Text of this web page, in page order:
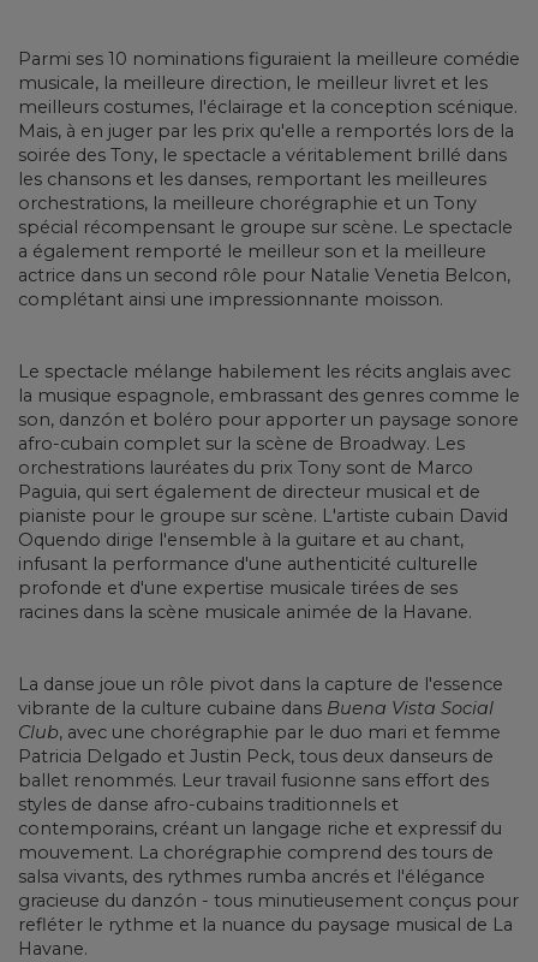
Parmi ses 10 nominations figuraient la meilleure comédie
musicale, la meilleure direction, le meilleur livret et les
meilleurs costumes, l'éclairage et la conception scénique.
Mais, à en juger par les prix qu'elle a remportés lors de la
soirée des Tony, le spectacle a véritablement brillé dans
les chansons et les danses, remportant les meilleures
orchestrations, la meilleure chorégraphie et un Tony
spécial récompensant le groupe sur scène. Le spectacle
a également remporté le meilleur son et la meilleure
actrice dans un second rôle pour Natalie Venetia Belcon,
complétant ainsi une impressionnante moisson.
Le spectacle mélange habilement les récits anglais avec
la musique espagnole, embrassant des genres comme le
son, danzón et boléro pour apporter un paysage sonore
afro-cubain complet sur la scène de Broadway. Les
orchestrations lauréates du prix Tony sont de Marco
Paguia, qui sert également de directeur musical et de
pianiste pour le groupe sur scène. L'artiste cubain David
Oquendo dirige l'ensemble à la guitare et au chant,
infusant la performance d'une authenticité culturelle
profonde et d'une expertise musicale tirées de ses
racines dans la scène musicale animée de la Havane.
La danse joue un rôle pivot dans la capture de l'essence
vibrante de la culture cubaine dans Buena Vista Social
Club, avec une chorégraphie par le duo mari et femme
Patricia Delgado et Justin Peck, tous deux danseurs de
ballet renommés. Leur travail fusionne sans effort des
styles de danse afro-cubains traditionnels et
contemporains, créant un langage riche et expressif du
mouvement. La chorégraphie comprend des tours de
salsa vivants, des rythmes rumba ancrés et l'élégance
gracieuse du danzón - tous minutieusement conçus pour
refléter le rythme et la nuance du paysage musical de La
Havane.